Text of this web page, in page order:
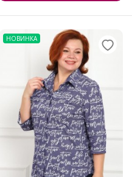
НОВИНКА